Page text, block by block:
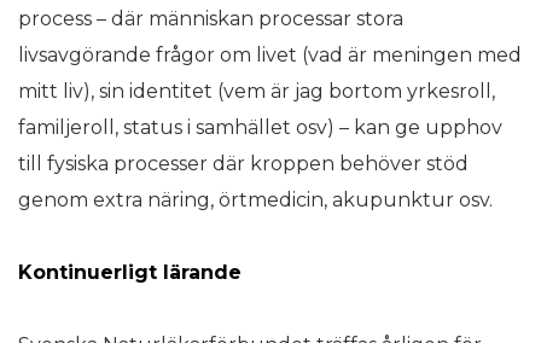
process – där människan processar stora
livsavgörande frågor om livet (vad är meningen med
mitt liv), sin identitet (vem är jag bortom yrkesroll,
familjeroll, status i samhället osv) – kan ge upphov
till fysiska processer där kroppen behöver stöd
genom extra näring, örtmedicin, akupunktur osv.
Kontinuerligt lärande